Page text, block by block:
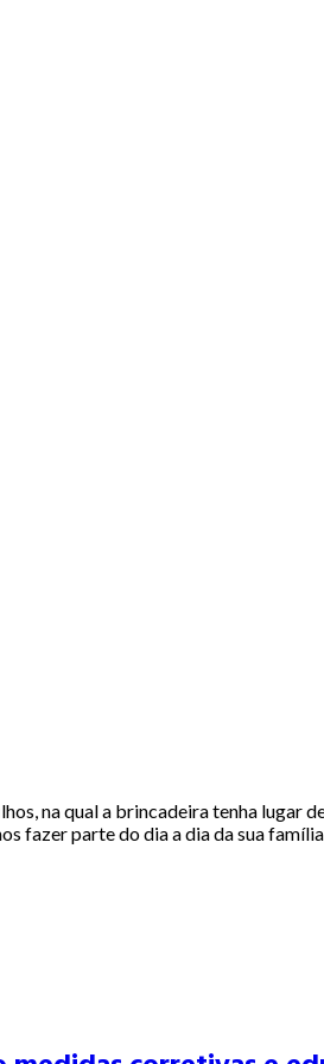
na qual a brincadeira tenha lugar
fazer parte do dia a dia da sua